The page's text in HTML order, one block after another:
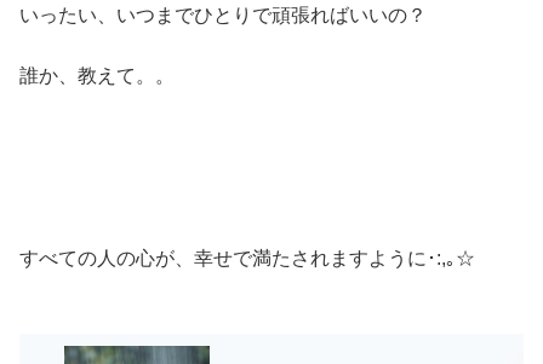
いったい、いつまでひとりで頑張ればいいの？
誰か、教えて。。
すべての人の心が、幸せで満たされますように･:,｡☆